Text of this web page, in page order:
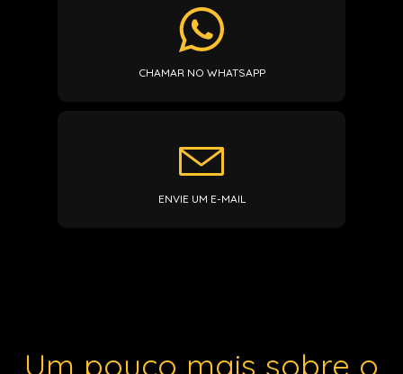
CHAMAR NO WHATSAPP
ENVIE UM E-MAIL
Um pouco mais sobre o